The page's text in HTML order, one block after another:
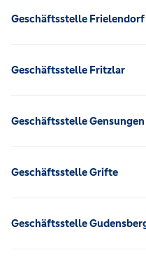
Geschäftsstelle Frielendorf
Geschäftsstelle Fritzlar
Geschäftsstelle Gensungen
Geschäftsstelle Grifte
Geschäftsstelle